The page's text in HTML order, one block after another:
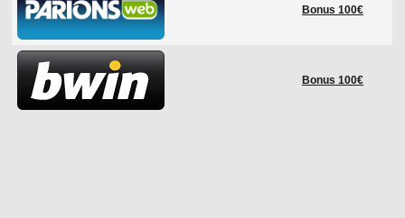
Bonus 100€
Bonus 100€